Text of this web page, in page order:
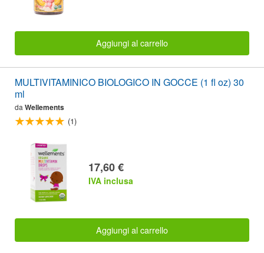
Aggiungi al carrello
MULTIVITAMINICO BIOLOGICO IN GOCCE (1 fl oz) 30
ml
da Wellements
(1)
17,60 €
IVA inclusa
Aggiungi al carrello